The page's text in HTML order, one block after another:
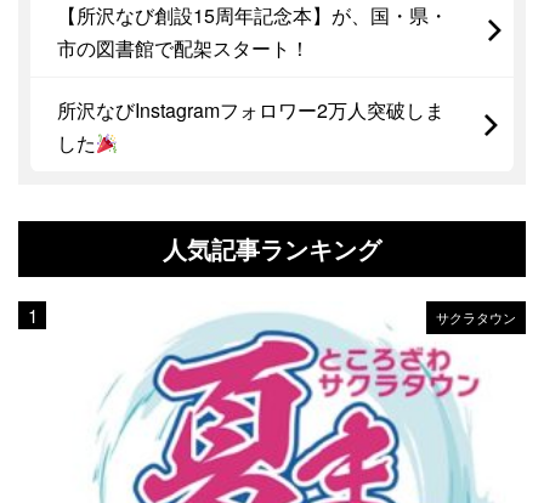
【所沢なび創設15周年記念本】が、国・県・
市の図書館で配架スタート！
所沢なびInstagramフォロワー2万人突破しま
した
人気記事ランキング
サクラタウン